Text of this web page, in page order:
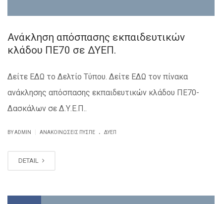
Ανάκληση απόσπασης εκπαιδευτικών
κλάδου ΠΕ70 σε ΔΥΕΠ.
Δείτε ΕΔΩ το Δελτίο Τύπου. Δείτε ΕΔΩ τον πίνακα
ανάκλησης απόσπασης εκπαιδευτικών κλάδου ΠΕ70-
Δασκάλων σε Δ.Υ.Ε.Π..
BY ADMIN ΑΝΑΚΟΙΝΏΣΕΙΣ ΠΥΣΠΕ . ΔΥΕΠ
DETAIL